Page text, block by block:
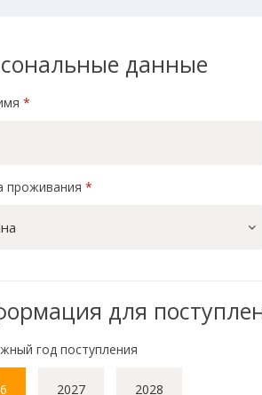
данные
*
проживания *
для
год поступления
2027 2028